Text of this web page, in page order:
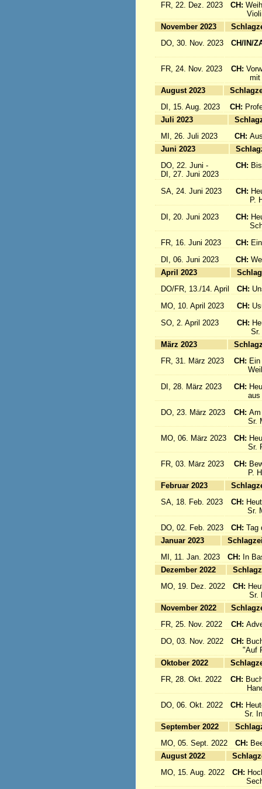
FR, 22. Dez. 2023
CH:
November 2023
DO, 30. Nov. 2023
CH/IN/
FR, 24. Nov. 2023
CH:
mit
August 2023
DI, 15. Aug. 2023
CH:
Juli 2023
MI, 26. Juli 2023
CH:
Juni 2023
DO, 22. Juni -
DI, 27. Juni 2023
CH:
SA, 24. Juni 2023 CH:
P.
DI, 20. Juni 2023
CH:
FR, 16. Juni 2023
CH:
DI, 06. Juni 2023
CH:
April 2023
DO/FR, 13./14. April
CH:
MO, 10. April 2023
CH:
SO, 2. April 2023
CH:
Sr.
März 2023
FR, 31. März 2023
CH:
DI, 28. März 2023
CH:
aus
DO, 23. März 2023
CH:
Sr.
MO, 06. März 2023
CH:
Sr.
FR, 03. März 2023
CH:
P.
Februar 2023
SA, 18. Feb. 2023
CH:
Sr.
DO, 02. Feb. 2023
CH: Tag
Januar 2023
MI, 11. Jan. 2023
CH: In
Dezember 2022
MO, 19. Dez. 2022
CH:
Sr.
November 2022
FR, 25. Nov. 2022
CH:
DO, 03. Nov. 2022
CH:
"Auf
Oktober 2022
FR, 28. Okt. 2022
CH:
DO, 06. Okt. 2022
CH:
Sr.
September 2022
MO, 05. Sept. 2022
CH:
August 2022
MO, 15. Aug. 2022
CH: